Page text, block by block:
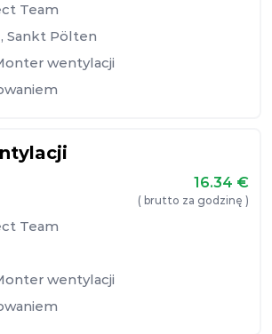
Team
, Sankt Pölten
wentylacji
16.34 €
( brutto za godzinę )
Team
wentylacji